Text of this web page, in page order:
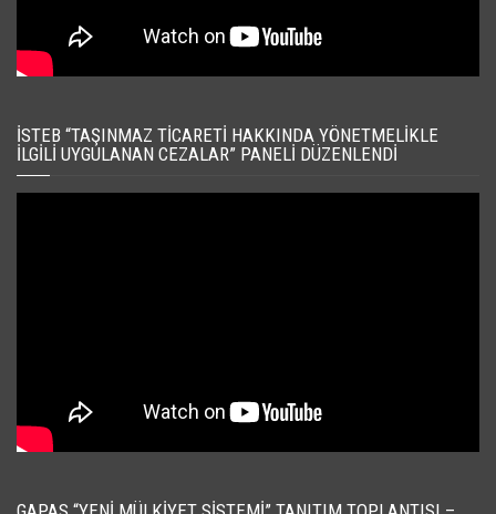
İSTEB “TAŞINMAZ TICARETI HAKKINDA YÖNETMELIKLE
İLGILI UYGULANAN CEZALAR” PANELI DÜZENLENDI